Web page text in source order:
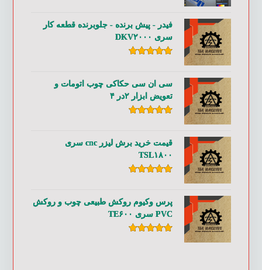
فیدر - پیش برنده - جلوبرنده قطعه کار
سری DKV۲۰۰۰
سی ان سی حکاکی چوب اتومات و
تعویض ابزار ۲در ۴
قیمت خرید برش لیزر cnc سری
TSL۱۸۰۰
پرس وکیوم روکش طبیعی چوب و روکش
PVC سری TE۶۰۰